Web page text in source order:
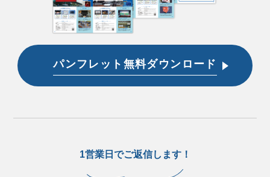
パンフレット無料ダウンロード
1営業日でご返信します！